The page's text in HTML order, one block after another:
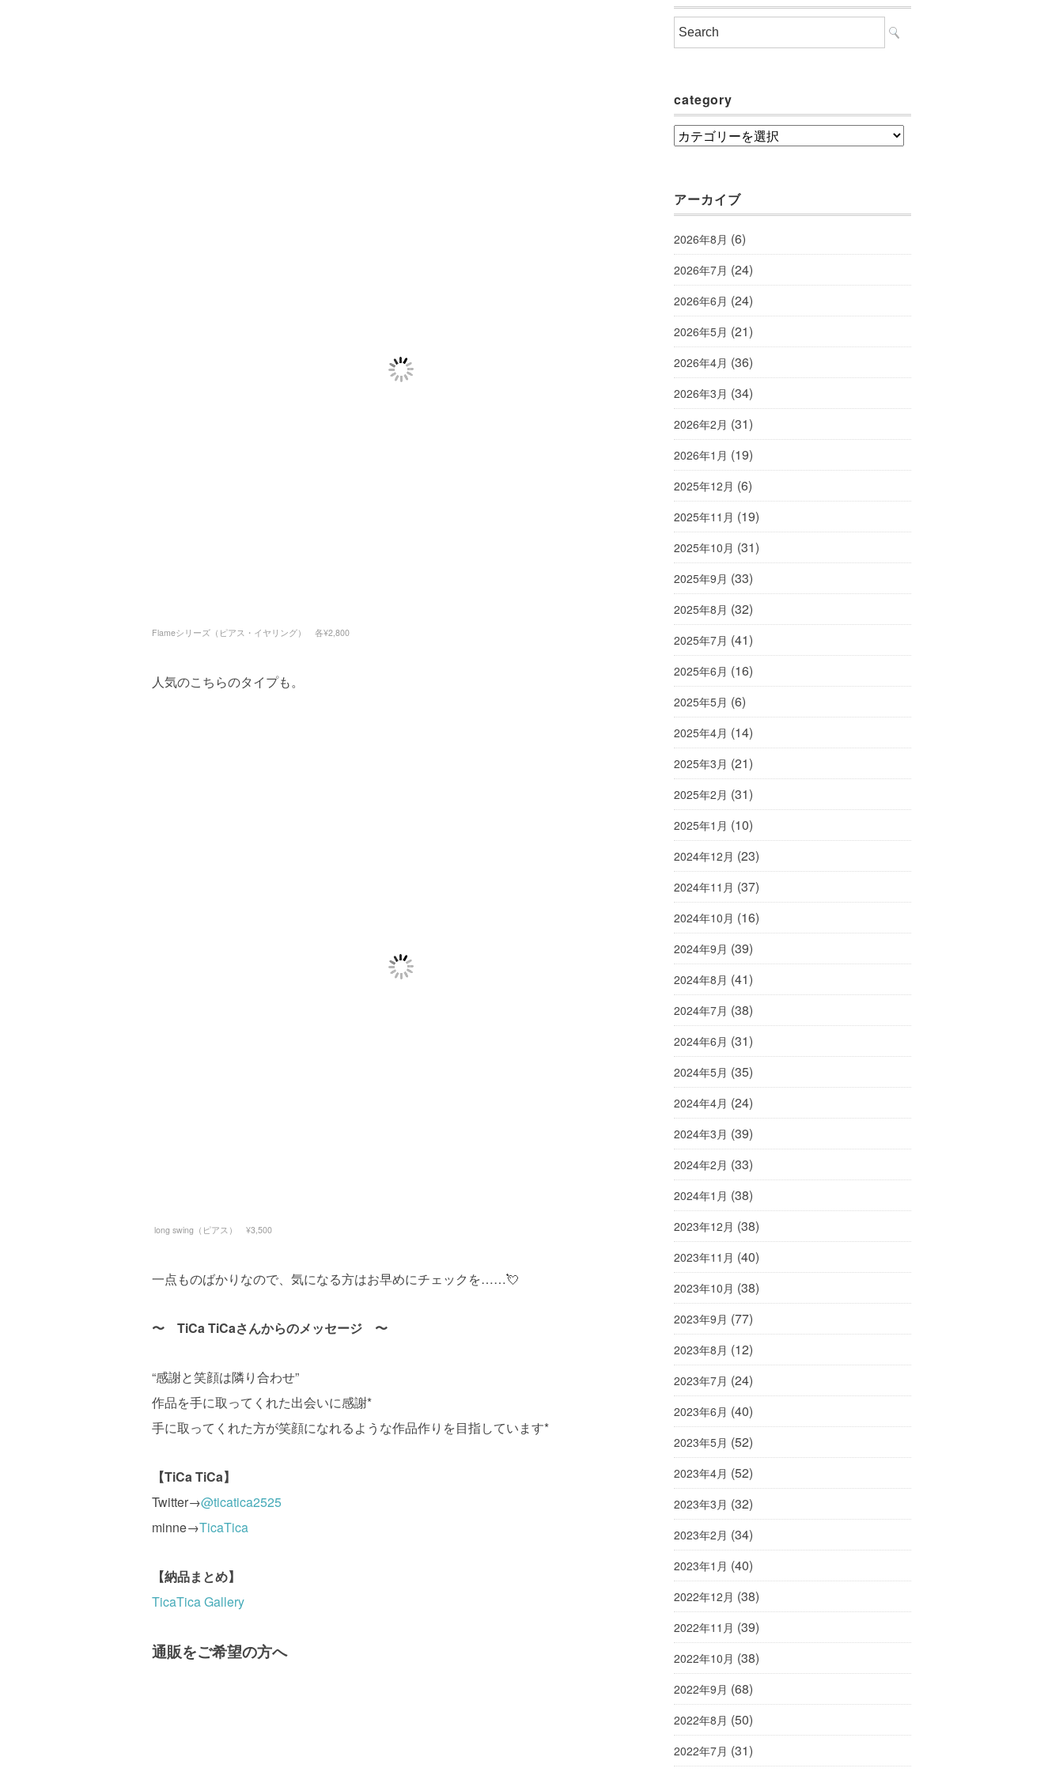
Flameシリーズ（ピアス・イヤリング） 各¥2,800
人気のこちらのタイプも。
long swing（ピアス） ¥3,500
一点ものばかりなので、気になる方はお早めにチェックを……💘
〜 TiCa TiCaさんからのメッセージ 〜
“感謝と笑顔は隣り合わせ”
作品を手に取ってくれた出会いに感謝*
手に取ってくれた方が笑顔になれるような作品作りを目指しています*
【TiCa TiCa】
Twitter→@ticatica2525
minne→TicaTica
【納品まとめ】
TicaTica Gallery
通販をご希望の方へ
category
category
アーカイブ
2026年8月 (6)
2026年7月 (24)
2026年6月 (24)
2026年5月 (21)
2026年4月 (36)
2026年3月 (34)
2026年2月 (31)
2026年1月 (19)
2025年12月 (6)
2025年11月 (19)
2025年10月 (31)
2025年9月 (33)
2025年8月 (32)
2025年7月 (41)
2025年6月 (16)
2025年5月 (6)
2025年4月 (14)
2025年3月 (21)
2025年2月 (31)
2025年1月 (10)
2024年12月 (23)
2024年11月 (37)
2024年10月 (16)
2024年9月 (39)
2024年8月 (41)
2024年7月 (38)
2024年6月 (31)
2024年5月 (35)
2024年4月 (24)
2024年3月 (39)
2024年2月 (33)
2024年1月 (38)
2023年12月 (38)
2023年11月 (40)
2023年10月 (38)
2023年9月 (77)
2023年8月 (12)
2023年7月 (24)
2023年6月 (40)
2023年5月 (52)
2023年4月 (52)
2023年3月 (32)
2023年2月 (34)
2023年1月 (40)
2022年12月 (38)
2022年11月 (39)
2022年10月 (38)
2022年9月 (68)
2022年8月 (50)
2022年7月 (31)